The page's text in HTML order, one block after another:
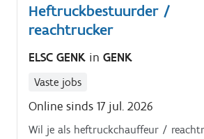
Heftruckbestuurder /
reachtrucker
ELSC GENK in GENK
Vaste jobs
Online sinds 17 jul. 2026
Wil je als heftruckchauffeur /